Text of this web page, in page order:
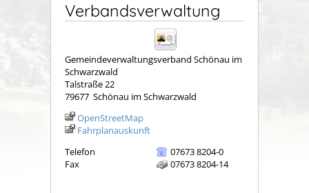
Verbandsverwaltung
Gemeindeverwaltungsverband Schönau im
Schwarzwald
Talstraße 22
79677 Schönau im Schwarzwald
OpenStreetMap
Fahrplanauskunft
Telefon
07673 8204-0
Fax
07673 8204-14